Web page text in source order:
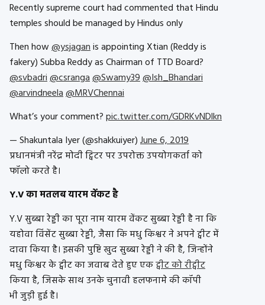
Recently supreme court had commented that Hindu
temples should be managed by Hindus only
Then how@ysjaganis appointing Xtian (Reddy is
fakery) Subba Reddy as Chairman of TTD Board?
@svbadri@csranga@Swamy39@Ish_Bhandari
@arvindneela@MRVChennai
What’s your comment?pic.twitter.com/GDRKvNDlkn
— Shakuntala Iyer (@shakkuiyer)June 6, 2019
प्रधानमंत्री नरेंद्र मोदी ट्विटर पर उपरोक्त उपयोगकर्ता को
फॉलो करते है।
Y.V का मतलब यारम वेंकट है
Y.V सुब्बा रेड्डी का पूरा नाम यारम वेंकट सुब्बा रेड्डी है ना कि
यहोवा विंसेंट सुब्बा रेड्डी, जैसा कि मधु किश्वर ने अपने ट्वीट में
दावा किया है। इसकी पुष्टि खुद सुब्बा रेड्डी ने की है, जिन्होंने
मधु किश्वर के ट्वीट का जवाब देते हुए एकट्वीट को रीट्वीट
किया है, जिसके साथ उनके चुनावी हलफनामे की कॉपी
भी जुड़ी हुई है।